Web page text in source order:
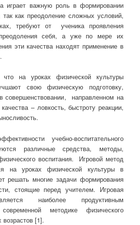
играет важную роль в формировании
как преодоление сложных условий,
требуют от ученика проявления
себя, а уже по мере их
эти качества находят применение в
что на уроках физической культуры
свою физическую подготовку,
совершенствовании, направленном на
– ловкость, быстроту реакции,
учебно-воспитательного
различные средства, методы,
воспитания. Игровой метод
на уроках физической культуры в
решать многие задачи формирования
стоящие перед учителем. Игровая
наиболее продуктивным
методике физического
возрастов [1].